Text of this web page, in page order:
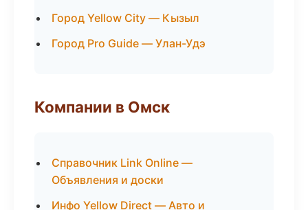
Город Yellow City — Кызыл
Город Pro Guide — Улан-Удэ
Компании в Омск
Справочник Link Online —
Объявления и доски
Инфо Yellow Direct — Авто и